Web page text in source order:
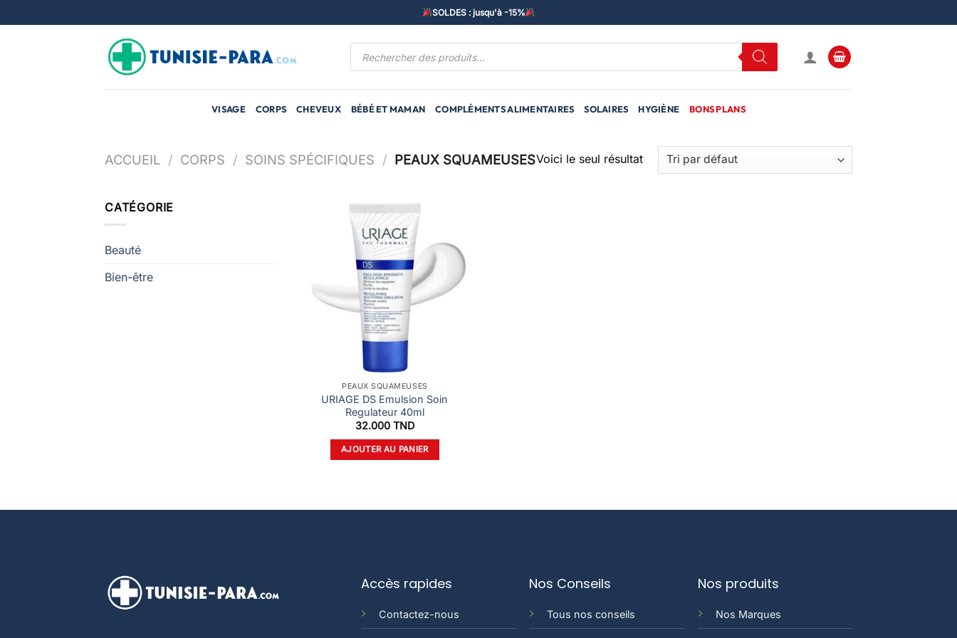
au
SOLDES : jusqu'à -15%
Recherche
VISAGE CORPS CHEVEUX BÉBÉ ET MAMAN COMPLÉMENTS ALIMENTAIRES SOLAIRES HYGIÈNE BONS PLANS
ACCUEIL / CORPS / SOINS SPÉCIFIQUES / PEAUX SQUAMEUSESVoici le seul résultat
CATÉGORIE
Beauté
Bien-être
PEAUX SQUAMEUSES
URIAGE DS Emulsion Soin
Regulateur 40ml
32.000 TND
AJOUTER AU PANIER
Accès rapides
Contactez-nous
Nos Conseils
Tous nos conseils
Nos produits
Nos Marques